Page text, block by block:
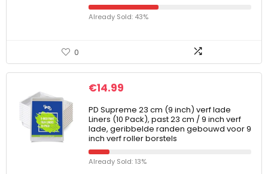
Already Sold: 43%
0
€14.99
PD Supreme 23 cm (9 inch) verf lade
Liners (10 Pack), past 23 cm / 9 inch verf
lade, geribbelde randen gebouwd voor 9
inch verf roller borstels
Already Sold: 13%